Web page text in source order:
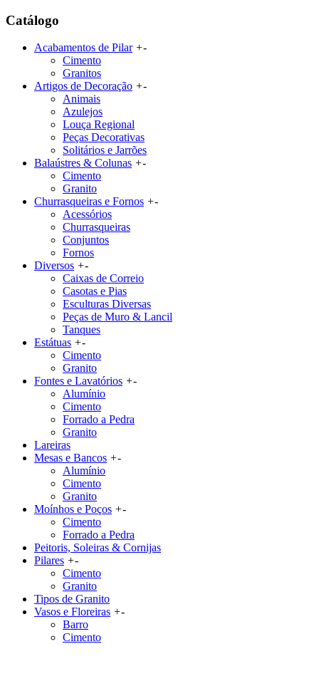
Catálogo
Acabamentos de Pilar +-
Cimento
Granitos
Artigos de Decoração +-
Animais
Azulejos
Louça Regional
Peças Decorativas
Solitários e Jarrões
Balaústres & Colunas +-
Cimento
Granito
Churrasqueiras e Fornos +-
Acessórios
Churrasqueiras
Conjuntos
Fornos
Diversos +-
Caixas de Correio
Casotas e Pias
Esculturas Diversas
Peças de Muro & Lancil
Tanques
Estátuas +-
Cimento
Granito
Fontes e Lavatórios +-
Alumínio
Cimento
Forrado a Pedra
Granito
Lareiras
Mesas e Bancos +-
Alumínio
Cimento
Granito
Moínhos e Poços +-
Cimento
Forrado a Pedra
Peitoris, Soleiras & Cornijas
Pilares +-
Cimento
Granito
Tipos de Granito
Vasos e Floreiras +-
Barro
Cimento